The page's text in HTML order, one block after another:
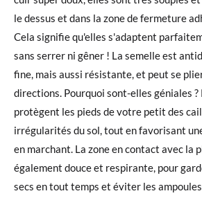
le dessus et dans la zone de fermeture
Cela signifie qu'elles s'adaptent
sans serrer ni gêner ! La semelle est
fine, mais aussi résistante, et peut se
directions. Pourquoi sont-elles géniales ?
protègent les pieds de votre petit des
irrégularités du sol, tout en favorisant
en marchant. La zone en contact avec la
également douce et respirante, pour
secs en tout temps et éviter les